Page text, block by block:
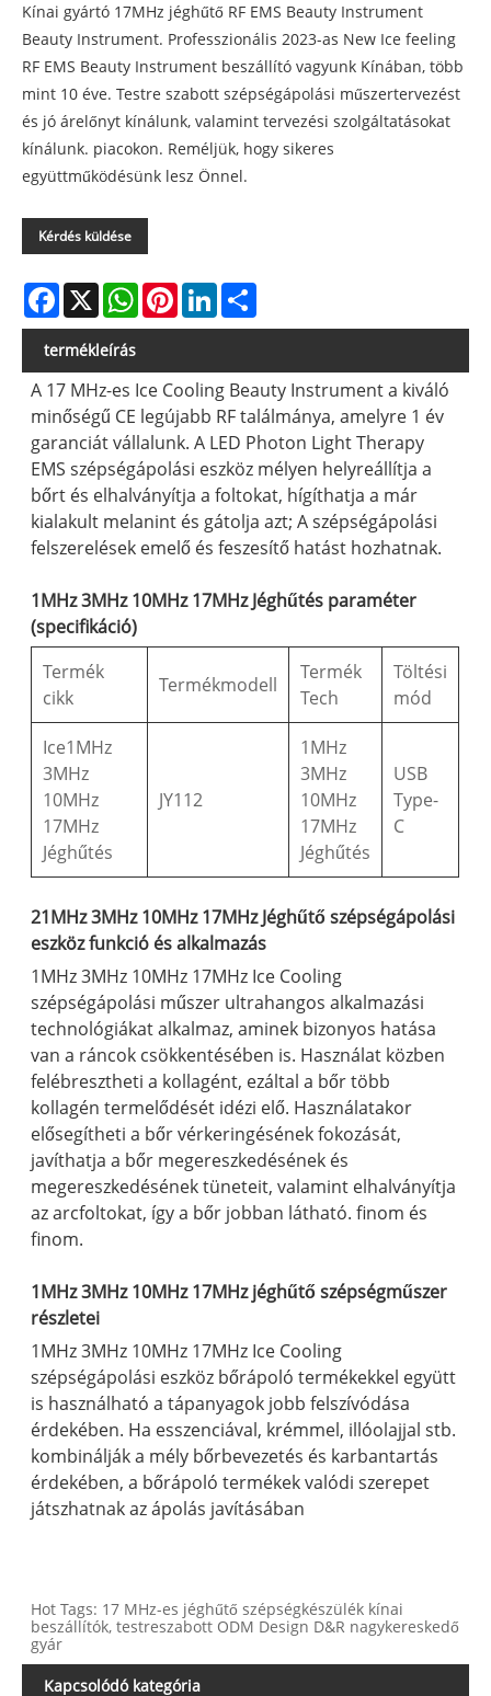
Kínai gyártó 17MHz jéghűtő RF EMS Beauty Instrument
Beauty Instrument. Professzionális 2023-as New Ice feeling
RF EMS Beauty Instrument beszállító vagyunk Kínában, több
mint 10 éve. Testre szabott szépségápolási műszertervezést
és jó árelőnyt kínálunk, valamint tervezési szolgáltatásokat
kínálunk. piacokon. Reméljük, hogy sikeres
együttműködésünk lesz Önnel.
Kérdés küldése
Facebook
X WhatsAppPinterestLinkedIn
termékleírás
A 17 MHz-es Ice Cooling Beauty Instrument a kiváló
minőségű CE legújabb RF találmánya, amelyre 1 év
garanciát vállalunk. A LED Photon Light Therapy
EMS szépségápolási eszköz mélyen helyreállítja a
bőrt és elhalványítja a foltokat, hígíthatja a már
kialakult melanint és gátolja azt; A szépségápolási
felszerelések emelő és feszesítő hatást hozhatnak.
1MHz 3MHz 10MHz 17MHz Jéghűtés paraméter
(specifikáció)
Termék
cikk
Termékmodell
Termék
Tech
Töltési
mód
Ice1MHz
3MHz
10MHz
17MHz
Jéghűtés
JY112
1MHz
3MHz
10MHz
17MHz
Jéghűtés
USB
Type-
C
21MHz 3MHz 10MHz 17MHz Jéghűtő szépségápolási
eszköz funkció és alkalmazás
1MHz 3MHz 10MHz 17MHz Ice Cooling
szépségápolási műszer ultrahangos alkalmazási
technológiákat alkalmaz, aminek bizonyos hatása
van a ráncok csökkentésében is. Használat közben
felébresztheti a kollagént, ezáltal a bőr több
kollagén termelődését idézi elő. Használatakor
elősegítheti a bőr vérkeringésének fokozását,
javíthatja a bőr megereszkedésének és
megereszkedésének tüneteit, valamint elhalványítja
az arcfoltokat, így a bőr jobban látható. finom és
finom.
1MHz 3MHz 10MHz 17MHz jéghűtő szépségműszer
részletei
1MHz 3MHz 10MHz 17MHz Ice Cooling
szépségápolási eszköz bőrápoló termékekkel együtt
is használható a tápanyagok jobb felszívódása
érdekében. Ha esszenciával, krémmel, illóolajjal stb.
kombinálják a mély bőrbevezetés és karbantartás
érdekében, a bőrápoló termékek valódi szerepet
játszhatnak az ápolás javításában
Hot Tags: 17 MHz-es jéghűtő szépségkészülék kínai
beszállítók, testreszabott ODM Design D&R nagykereskedő
gyár
Kapcsolódó kategória